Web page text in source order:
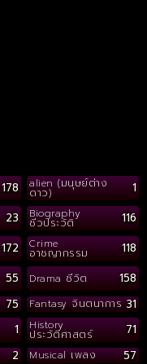
178 alien (มนุษย์ต่าง
ดาว) 1
23 Biography
ชีวประวัติ 116
172 Crime
อาชญากรรม 118
55 Drama ชีวิต 158
75 Fantasy จินตนาการ 31
1 History
ประวัติศาสตร์ 71
2 Musical เพลง 57